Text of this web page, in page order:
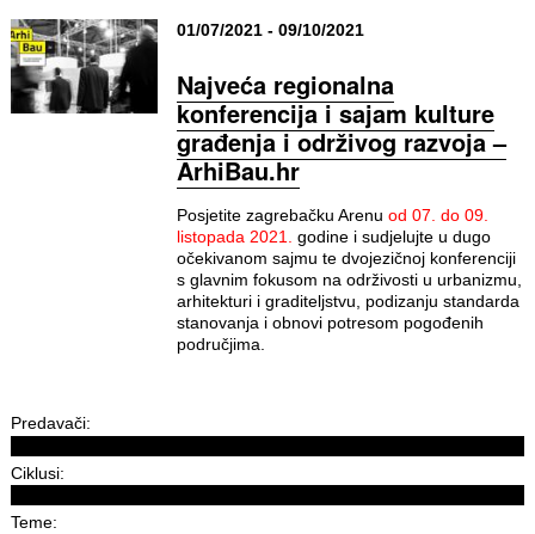
01/07/2021 - 09/10/2021
Najveća regionalna
konferencija i sajam kulture
građenja i održivog razvoja –
ArhiBau.hr
Posjetite zagrebačku Arenu od 07. do 09.
listopada 2021.
godine i sudjelujte u dugo
očekivanom sajmu te dvojezičnoj konferenciji
s glavnim fokusom na održivosti u urbanizmu,
arhitekturi i graditeljstvu, podizanju standarda
stanovanja i obnovi potresom pogođenih
područjima.
Predavači:
Ciklusi:
Teme: